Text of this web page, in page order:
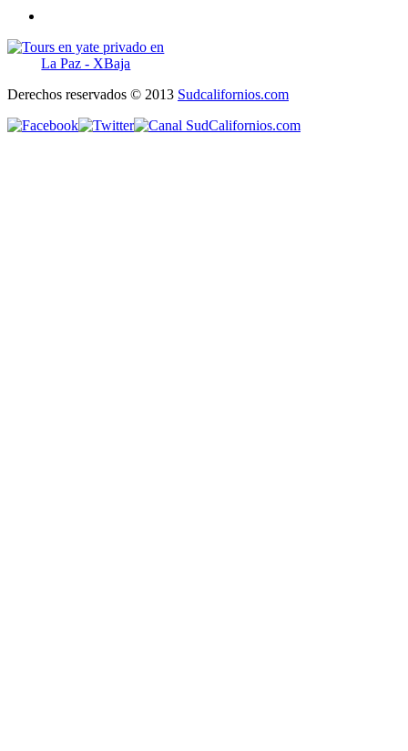
Derechos reservados © 2013 Sudcalifornios.com